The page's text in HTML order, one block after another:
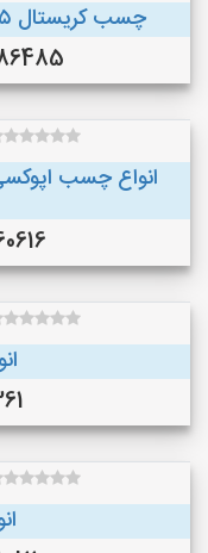
چسب کریستال ۵ سانت و چسب قطره ای غفاری
انواع چسب